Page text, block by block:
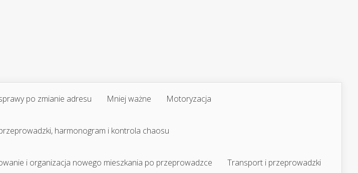
po zmianie adresu Mniej ważne Motoryzacja
harmonogram i kontrola chaosu
i organizacja nowego mieszkania po przeprowadzce Transport i przeprowadzki